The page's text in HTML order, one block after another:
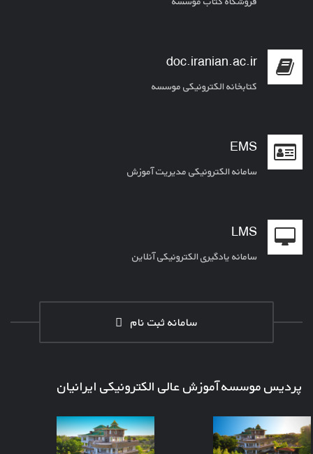
doc.iranian.ac.ir
کتابخانه الکترونیکی موسسه
EMS
سامانه الکترونیکی مدیریت آموزش
LMS
سامانه یادگیری الکترونیکی آنلاین
سامانه ثبت نام
پردیس موسسه آموزش عالی الکترونیکی ایرانیان